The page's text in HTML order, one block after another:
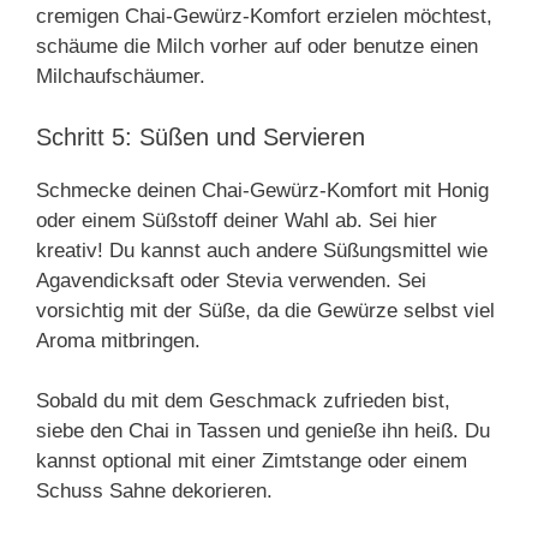
cremigen Chai-Gewürz-Komfort erzielen möchtest,
schäume die Milch vorher auf oder benutze einen
Milchaufschäumer.
Schritt 5: Süßen und Servieren
Schmecke deinen Chai-Gewürz-Komfort mit Honig
oder einem Süßstoff deiner Wahl ab. Sei hier
kreativ! Du kannst auch andere Süßungsmittel wie
Agavendicksaft oder Stevia verwenden. Sei
vorsichtig mit der Süße, da die Gewürze selbst viel
Aroma mitbringen.
Sobald du mit dem Geschmack zufrieden bist,
siebe den Chai in Tassen und genieße ihn heiß. Du
kannst optional mit einer Zimtstange oder einem
Schuss Sahne dekorieren.